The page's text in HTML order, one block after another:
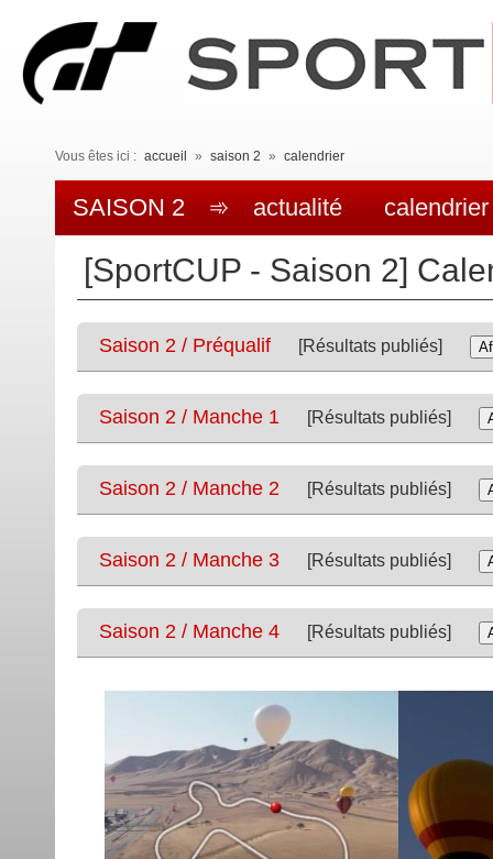
Vous êtes ici : accueil » saison 2 » calendrier
SAISON 2 ➾ actualité calendrier
[SportCUP - Saison 2]
Saison 2 / Préqualif [Résultats publiés]
Saison 2 / Manche 1 [Résultats publiés]
Saison 2 / Manche 2 [Résultats publiés]
Saison 2 / Manche 3 [Résultats publiés]
Saison 2 / Manche 4 [Résultats publiés]